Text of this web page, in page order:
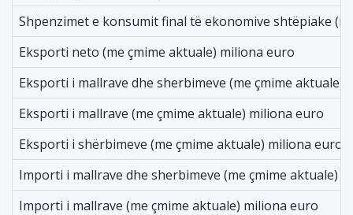
Shpenzimet e konsumit final të ekonomive shtëpiake
Eksporti neto (me çmime aktuale) miliona euro
Eksporti i mallrave dhe sherbimeve (me çmime aktuale)
Eksporti i mallrave (me çmime aktuale) miliona euro
Eksporti i shërbimeve (me çmime aktuale) miliona euro
Importi i mallrave dhe sherbimeve (me çmime aktuale)
Importi i mallrave (me çmime aktuale) miliona euro